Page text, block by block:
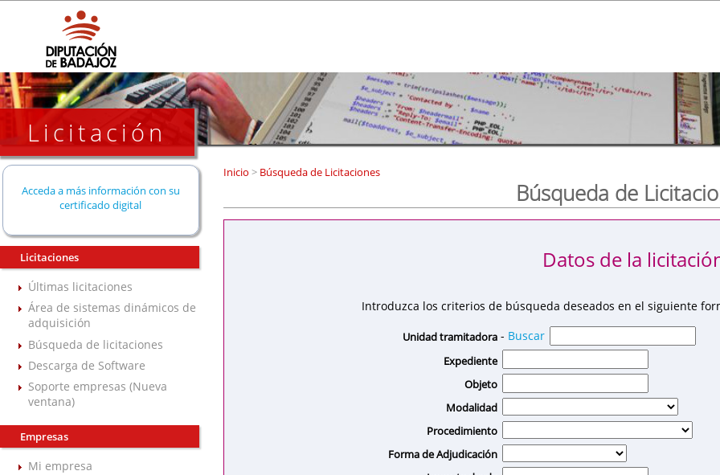
Licitación
Acceda a más información con su
certificado digital
Licitaciones
Últimas licitaciones
Área de sistemas dinámicos de
adquisición
Búsqueda de licitaciones
Descarga de Software
Soporte empresas (Nueva
ventana)
Empresas
Mi empresa
Inicio >Búsqueda de Licitaciones
Búsqueda de
Introduzca los criterios de búsqueda deseados en el siguiente
Datos de la
Unidad tramitadora - Buscar
Expediente
Objeto
Modalidad
Procedimiento
Forma de Adjudicación